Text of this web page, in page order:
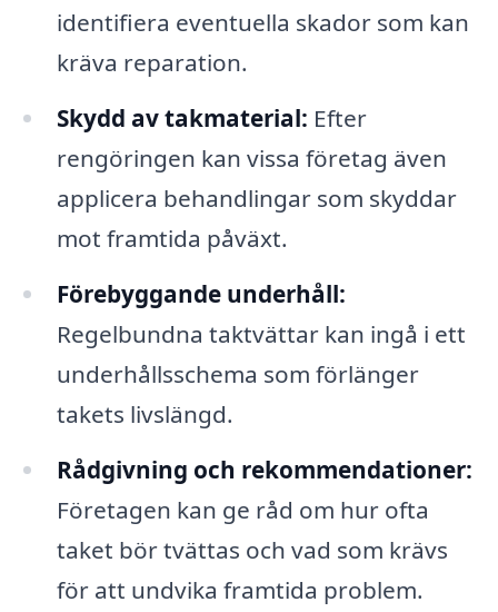
identifiera eventuella skador som kan
kräva reparation.
Skydd av takmaterial: Efter
rengöringen kan vissa företag även
applicera behandlingar som skyddar
mot framtida påväxt.
Förebyggande underhåll:
Regelbundna taktvättar kan ingå i ett
underhållsschema som förlänger
takets livslängd.
Rådgivning och rekommendationer:
Företagen kan ge råd om hur ofta
taket bör tvättas och vad som krävs
för att undvika framtida problem.